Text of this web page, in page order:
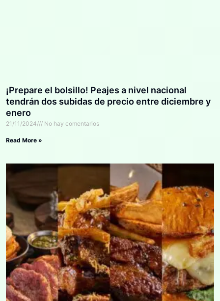
¡Prepare el bolsillo! Peajes a nivel nacional
tendrán dos subidas de precio entre diciembre y
enero
21/11/2024 No hay comentarios
Read More »